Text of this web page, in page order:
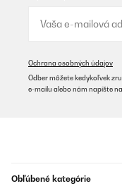
Ochrana osobných údajov
Odber môžete kedykoľvek
e-mailu alebo nám napíšte na
Obľúbené kategórie